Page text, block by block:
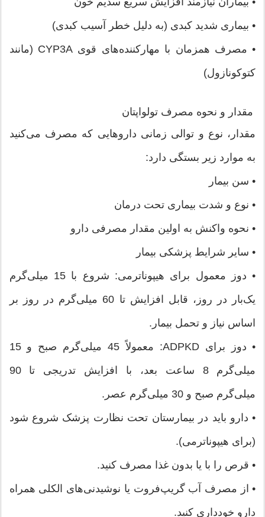
• بیماری شدید کبدی (به دلیل خطر آسیب کبدی)
• مصرف همزمان با مهارکننده‌های قوی CYP3A (مانند
کتوکونازول)
مقدار و نحوه مصرف تولواپتان
مقدار، نوع و توالی زمانی داروهایی که مصرف می‌کنید
به موارد زیر بستگی دارد:
• سن بیمار
• نوع و شدت بیماری تحت درمان
• نحوه واکنش به اولین مقدار مصرفی دارو
• سایر شرایط پزشکی بیمار
• دوز معمول برای هیپوناترمی: شروع با 15 میلی‌گرم
یک‌بار در روز، قابل افزایش تا 60 میلی‌گرم در روز بر
اساس نیاز و تحمل بیمار.
• دوز برای ADPKD: معمولاً 45 میلی‌گرم صبح و 15
میلی‌گرم 8 ساعت بعد، با افزایش تدریجی تا 90
میلی‌گرم صبح و 30 میلی‌گرم عصر.
• دارو باید در بیمارستان تحت نظارت پزشک شروع شود
(برای هیپوناترمی).
• قرص را با یا بدون غذا مصرف کنید.
• از مصرف آب گریپ‌فروت یا نوشیدنی‌های الکلی همراه
دارو خودداری کنید.